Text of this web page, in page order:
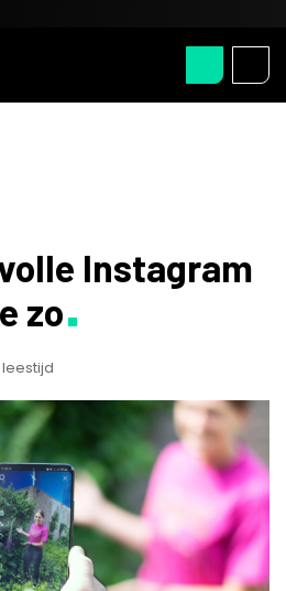
Instagram
zo